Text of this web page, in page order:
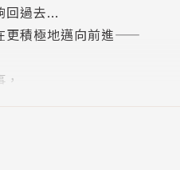
回過去...
更積極地邁向前進——